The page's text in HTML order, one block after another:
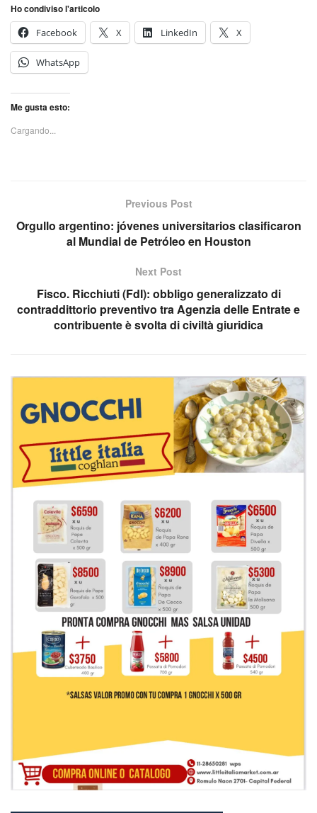
Ho condiviso l'articolo
Facebook
X LinkedIn X
WhatsApp
Me gusta esto:
Cargando...
Previous Post
Orgullo argentino: jóvenes universitarios clasificaron
al Mundial de Petróleo en Houston
Next Post
Fisco. Ricchiuti (FdI): obbligo generalizzato di
contraddittorio preventivo tra Agenzia delle Entrate e
contribuente è svolta di civiltà giuridica